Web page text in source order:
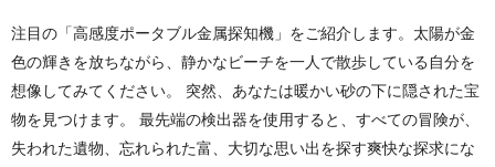
注目の「高感度ポータブル金属探知機」をご紹介します。太陽が金
色の輝きを放ちながら、静かなビーチを一人で散歩している自分を
想像してみてください。 突然、あなたは暖かい砂の下に隠された宝
物を見つけます。 最先端の検出器を使用すると、すべての冒険が、
失われた遺物、忘れられた富、大切な思い出を探す爽快な探求にな